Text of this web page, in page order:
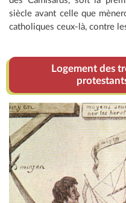
siècle avant celle que
catholiques ceux-là, contre
Logement des